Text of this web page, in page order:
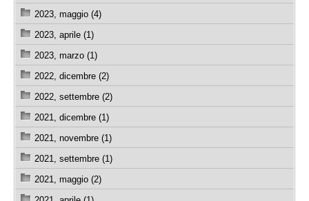
2023, maggio (4)
2023, aprile (1)
2023, marzo (1)
2022, dicembre (2)
2022, settembre (2)
2021, dicembre (1)
2021, novembre (1)
2021, settembre (1)
2021, maggio (2)